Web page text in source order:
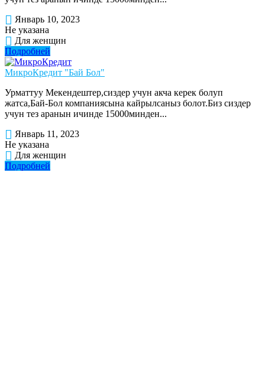
Январь 10, 2023
Не указана
Для женщин
Подробней
МикроКредит "Бай Бол"
Урматтуу Мекендештер,сиздер учун акча керек болуп
жатса,Бай-Бол компаниясына кайрылсаныз болот.Биз сиздер
учун тез аранын ичинде 15000минден...
Январь 11, 2023
Не указана
Для женщин
Подробней